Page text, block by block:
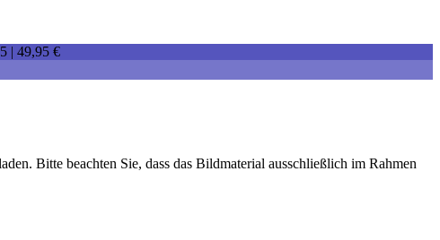
| 49,95 €
Bitte beachten Sie, dass das Bildmaterial ausschließlich im Rahmen